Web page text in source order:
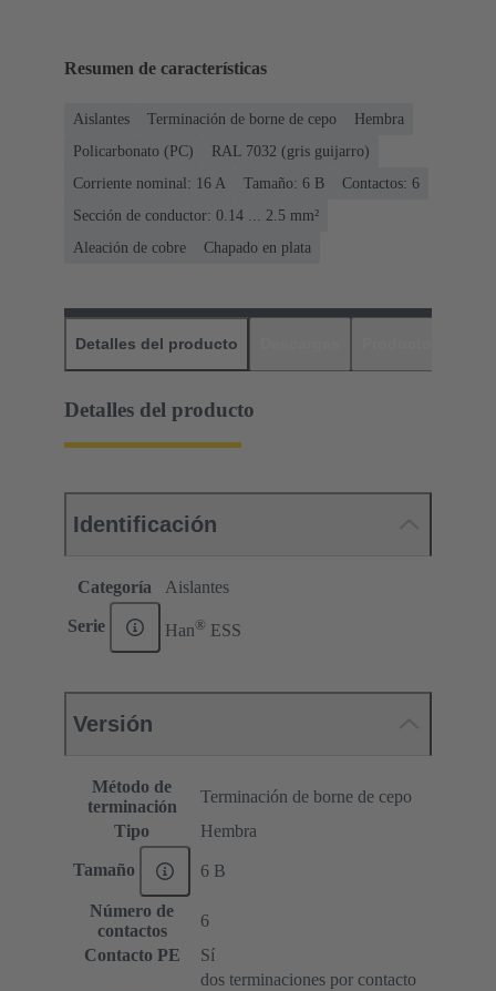
Resumen de características
Aislantes Terminación de borne de cepo
Hembra
Policarbonato (PC)
RAL 7032 (gris guijarro)
Corriente nominal: ‌16 A
Tamaño: 6 B
Contactos: 6
Sección de conductor: 0.14 ... 2.5 mm²
Aleación de cobre
Chapado en plata
Detalles del producto
Detalles del producto
Identificación
Categoría Aislantes
Serie Han® ESS
Versión
Método de
terminación
Terminación de borne de cepo
Tipo
Hembra
Tamaño 6 B
Número de
contactos
6
Contacto PE
Sí
dos terminaciones por contacto